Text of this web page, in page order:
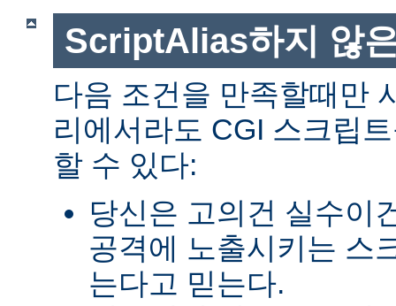
ScriptAlias하지 않
다음 조건을 만족할때만
리에서라도 CGI 스크립
할 수 있다:
당신은 고의건 실수이
공격에 노출시키는 스
는다고 믿는다.